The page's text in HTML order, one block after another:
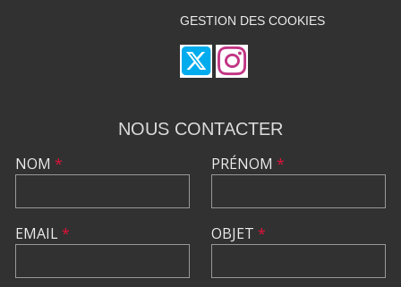
GESTION DES COOKIES
NOUS CONTACTER
NOM *
EMAIL*
PRÉNOM *
OBJET *